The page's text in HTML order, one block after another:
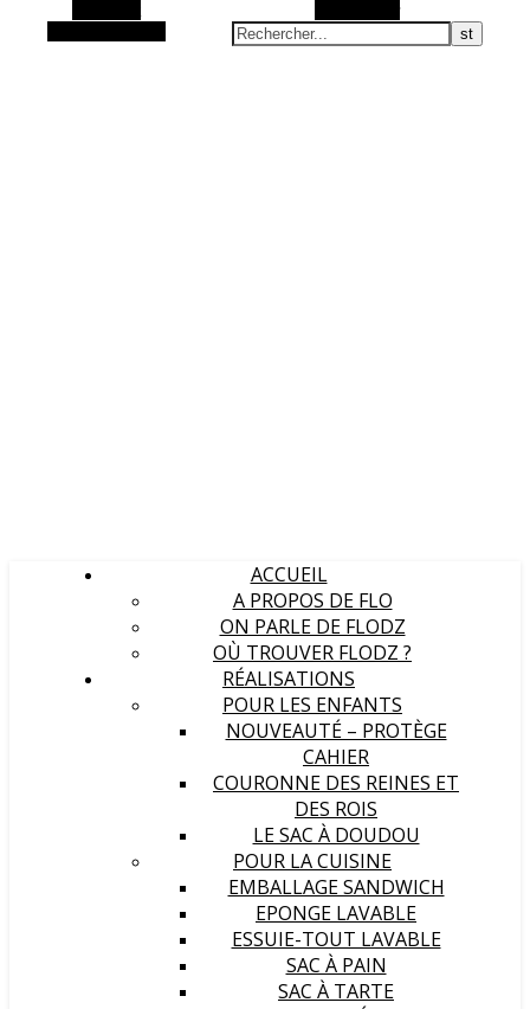
ACCUEIL
A PROPOS DE FLO
ON PARLE DE FLODZ
OÙ TROUVER FLODZ ?
RÉALISATIONS
POUR LES ENFANTS
NOUVEAUTÉ – PROTÈGE
CAHIER
COURONNE DES REINES ET
DES ROIS
LE SAC À DOUDOU
POUR LA CUISINE
EMBALLAGE SANDWICH
EPONGE LAVABLE
ESSUIE-TOUT LAVABLE
SAC À PAIN
SAC À TARTE